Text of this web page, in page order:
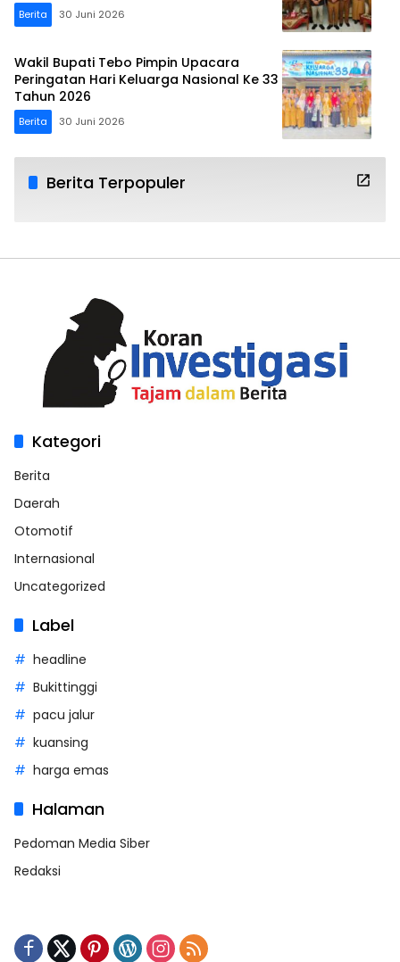
Berita 30 Juni 2026
Wakil Bupati Tebo Pimpin Upacara
Peringatan Hari Keluarga Nasional Ke 33
Tahun 2026
Berita 30 Juni 2026
Berita Terpopuler
Kategori
Berita
Daerah
Otomotif
Internasional
Uncategorized
Label
headline
Bukittinggi
pacu jalur
kuansing
harga emas
Halaman
Pedoman Media Siber
Redaksi